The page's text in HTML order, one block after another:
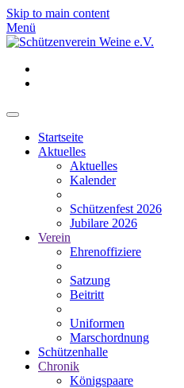
Skip to main content
Menü
Startseite
Aktuelles
Aktuelles
Kalender
Schützenfest 2026
Jubilare 2026
Verein
Ehrenoffiziere
Satzung
Beitritt
Uniformen
Marschordnung
Schützenhalle
Chronik
Königspaare